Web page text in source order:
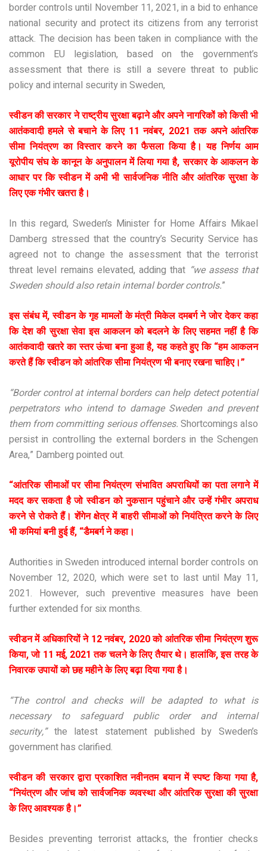
border controls until November 11, 2021, in a bid to enhance
national security and protect its citizens from any terrorist
attack. The decision has been taken in compliance with the
common EU legislation, based on the government’s
assessment that there is still a severe threat to public
policy and internal security in Sweden,
स्वीडन की सरकार ने राष्ट्रीय सुरक्षा बढ़ाने और अपने नागरिकों को किसी भी
आतंकवादी हमले से बचाने के लिए 11 नवंबर, 2021 तक अपने आंतरिक
सीमा नियंत्रण का विस्तार करने का फैसला किया है। यह निर्णय आम
यूरोपीय संघ के कानून के अनुपालन में लिया गया है, सरकार के आकलन के
आधार पर कि स्वीडन में अभी भी सार्वजनिक नीति और आंतरिक सुरक्षा के
लिए एक गंभीर खतरा है।
In this regard, Sweden’s Minister for Home Affairs Mikael
Damberg stressed that the country’s Security Service has
agreed not to change the assessment that the terrorist
threat level remains elevated, adding that “we assess that
Sweden should also retain internal border controls.”
इस संबंध में, स्वीडन के गृह मामलों के मंत्री मिकेल दमबर्ग ने जोर देकर कहा
कि देश की सुरक्षा सेवा इस आकलन को बदलने के लिए सहमत नहीं है कि
आतंकवादी खतरे का स्तर ऊंचा बना हुआ है, यह कहते हुए कि “हम आकलन
करते हैं कि स्वीडन को आंतरिक सीमा नियंत्रण भी बनाए रखना चाहिए।”
“Border control at internal borders can help detect potential
perpetrators who intend to damage Sweden and prevent
them from committing serious offenses. Shortcomings also
persist in controlling the external borders in the Schengen
Area,” Damberg pointed out.
“आंतरिक सीमाओं पर सीमा नियंत्रण संभावित अपराधियों का पता लगाने में
मदद कर सकता है जो स्वीडन को नुकसान पहुंचाने और उन्हें गंभीर अपराध
करने से रोकते हैं। शेंगेन क्षेत्र में बाहरी सीमाओं को नियंत्रित करने के लिए
भी कमियां बनी हुई हैं, “डैमबर्ग ने कहा।
Authorities in Sweden introduced internal border controls on
November 12, 2020, which were set to last until May 11,
2021. However, such preventive measures have been
further extended for six months.
स्वीडन में अधिकारियों ने 12 नवंबर, 2020 को आंतरिक सीमा नियंत्रण शुरू
किया, जो 11 मई, 2021 तक चलने के लिए तैयार थे। हालांकि, इस तरह के
निवारक उपायों को छह महीने के लिए बढ़ा दिया गया है।
“The control and checks will be adapted to what is
necessary to safeguard public order and internal
security,”the latest statement published by Sweden’s
government has clarified.
स्वीडन की सरकार द्वारा प्रकाशित नवीनतम बयान में स्पष्ट किया गया है,
“नियंत्रण और जांच को सार्वजनिक व्यवस्था और आंतरिक सुरक्षा की सुरक्षा
के लिए आवश्यक है।”
Besides preventing terrorist attacks, the frontier checks